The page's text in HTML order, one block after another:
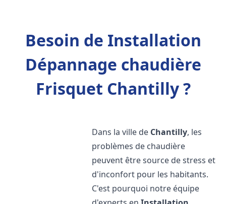
Besoin de Installation
Dépannage chaudière
Frisquet Chantilly ?
Dans la ville de Chantilly, les
problèmes de chaudière
peuvent être source de stress et
d'inconfort pour les habitants.
C'est pourquoi notre équipe